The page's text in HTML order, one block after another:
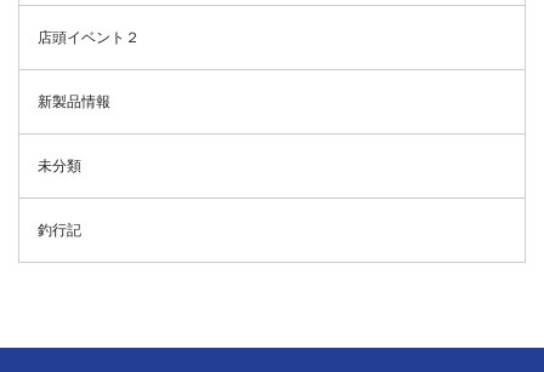
店頭イベント２
新製品情報
未分類
釣行記